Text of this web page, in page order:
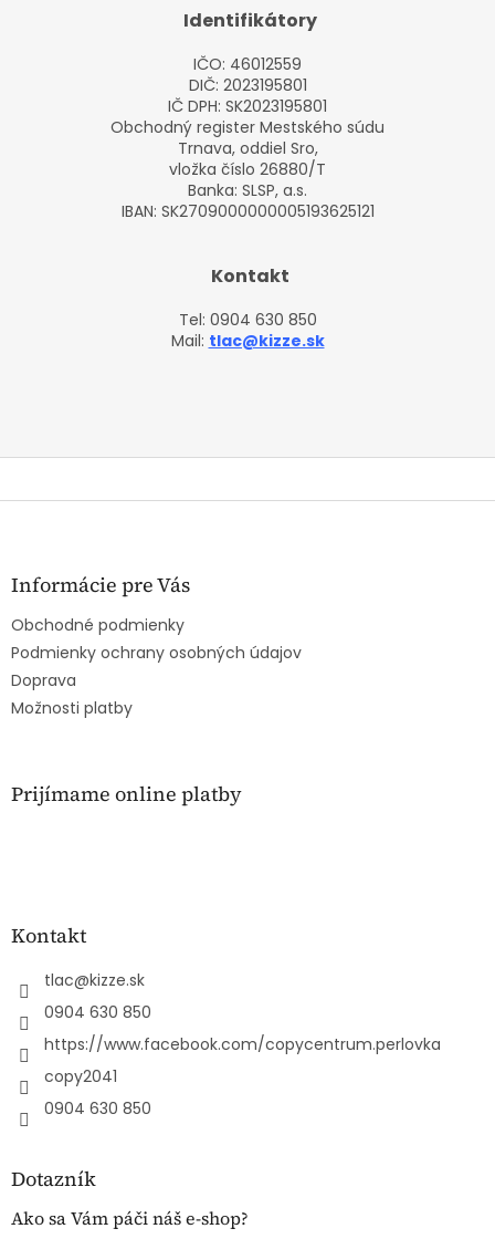
Identifikátory
IČO: 46012559
DIČ: 2023195801
IČ DPH: SK2023195801
Obchodný register Mestského súdu
Trnava, oddiel Sro,
vložka číslo 26880/T
Banka: SLSP, a.s.
IBAN: SK2709000000005193625121
Kontakt
Tel: 0904 630 850
Mail: tlac@kizze.sk
Z
Informácie pre Vás
Obchodné podmienky
Podmienky ochrany osobných údajov
Doprava
Možnosti platby
Prijímame online platby
Kontakt
tlac@kizze.sk
0904 630 850
https://www.facebook.com/copycentrum.perlovka
copy2041
0904 630 850
Dotazník
Ako sa Vám páči náš e-shop?